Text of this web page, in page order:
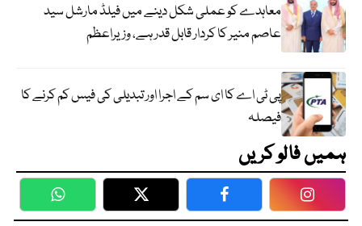
معاہدے کو عملی شکل دینے میں فیلڈ مارشل سید
عاصم منیر کا کردار قابل قدر ہے، وزیراعظم
پی ٹی اے کا ای سم کے اجرا اور تبدیلی کی فیس کم کرنے کا
فیصلہ
ہمیں فالو کریں
WhatsApp Twitter Facebook